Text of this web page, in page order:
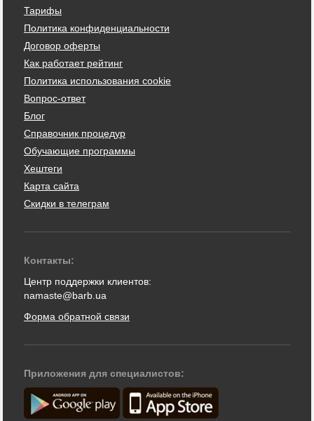
Тарифы
Политика конфиденциальности
Договор оферты
Как работает рейтинг
Политика использования cookie
Вопрос-ответ
Блог
Справочник процедур
Обучающие программы
Хештеги
Карта сайта
Скидки в телеграм
Контакты:
Центр поддержки клиентов:
namaste@barb.ua
Форма обратной связи
Приложения для специалистов: